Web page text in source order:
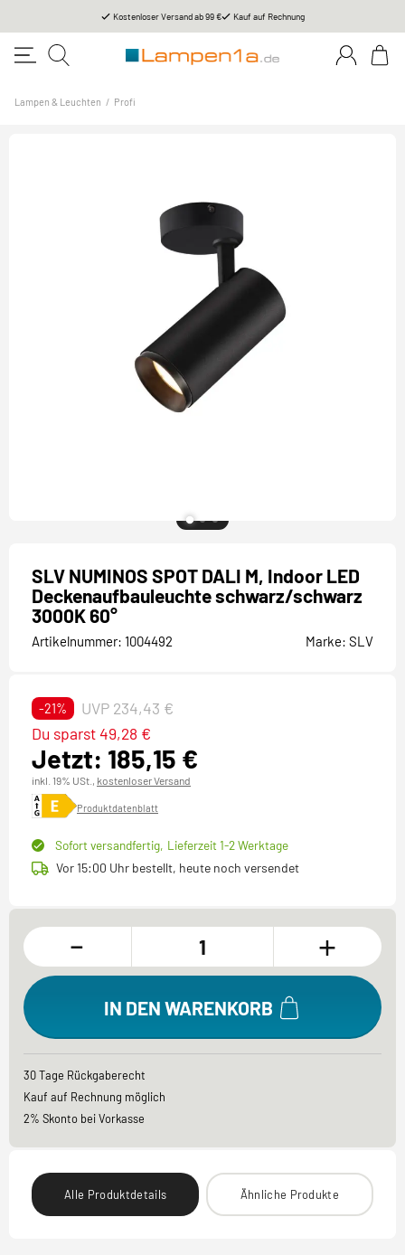
Kostenloser Versand ab 99 € Kauf auf Rechnung
Lampen & Leuchten / Profi
SLV NUMINOS SPOT DALI M, Indoor LED
Deckenaufbauleuchte schwarz/schwarz
3000K 60°
Artikelnummer: 1004492 Marke: SLV
-21% UVP 234,43 €
Jetzt: 185,15 €
Du sparst 49,28 €
inkl. 19% USt., kostenloser Versand
Produktdatenblatt
Sofort versandfertig, Lieferzeit 1-2 Werktage
Vor 15:00 Uhr bestellt, heute noch versendet
- +
IN DEN WARENKORB
30 Tage Rückgaberecht
Kauf auf Rechnung möglich
2% Skonto bei Vorkasse
Alle Produktdetails Ähnliche Produkte